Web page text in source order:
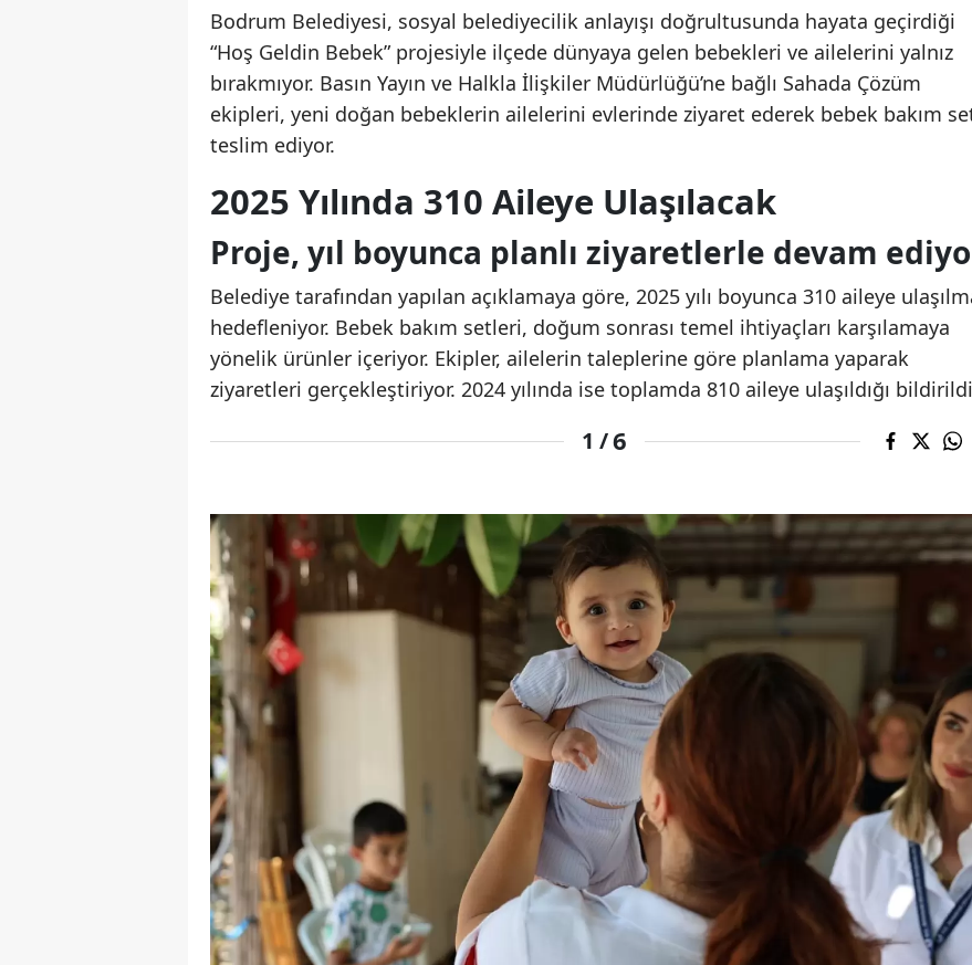
Bodrum Belediyesi, sosyal belediyecilik anlayışı doğrultusunda hayata geçirdiği
“Hoş Geldin Bebek” projesiyle ilçede dünyaya gelen bebekleri ve ailelerini yalnız
bırakmıyor. Basın Yayın ve Halkla İlişkiler Müdürlüğü’ne bağlı Sahada Çözüm
ekipleri, yeni doğan bebeklerin ailelerini evlerinde ziyaret ederek bebek bakım
teslim ediyor.
2025 Yılında 310 Aileye Ulaşılacak
Proje, yıl boyunca planlı ziyaretlerle devam
Belediye tarafından yapılan açıklamaya göre, 2025 yılı boyunca 310 aileye
hedefleniyor. Bebek bakım setleri, doğum sonrası temel ihtiyaçları karşılamaya
yönelik ürünler içeriyor. Ekipler, ailelerin taleplerine göre planlama yaparak
ziyaretleri gerçekleştiriyor. 2024 yılında ise toplamda 810 aileye ulaşıldığı
1 /6